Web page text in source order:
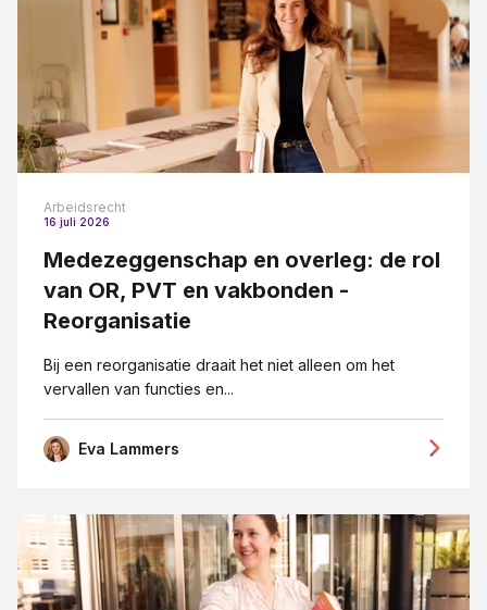
Intellectueel Eigendom, ICT en Privacy
Internationaal recht
Jubileum 125 jaar JPR advocaten
Medezeggeschap en ondernemingsraden
Mediation
MKB-bedrijven
Ontslag op staande voet
Opzegging
Pensioenrecht
Privacy-recht
Arbeidsrecht
16 juli 2026
Medezeggenschap en overleg: de rol
van OR, PVT en vakbonden -
Reorganisatie
Bij een reorganisatie draait het niet alleen om het
vervallen van functies en...
Eva Lammers